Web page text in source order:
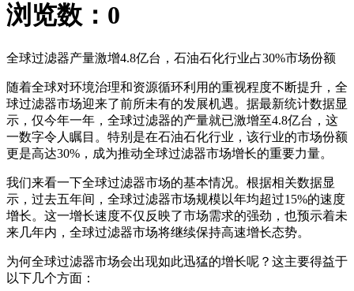
浏览数： 0
全球过滤器产量激增4.8亿台，石油石化行业占30%市场份额
随着全球对环境治理和资源循环利用的重视程度不断提升，全
球过滤器市场迎来了前所未有的发展机遇。据最新统计数据显
示，仅今年一年，全球过滤器的产量就已激增至4.8亿台，这
一数字令人瞩目。特别是在石油石化行业，该行业的市场份额
更是高达30%，成为推动全球过滤器市场增长的重要力量。
我们来看一下全球过滤器市场的基本情况。根据相关数据显
示，过去五年间，全球过滤器市场规模以年均超过15%的速度
增长。这一增长速度不仅反映了市场需求的强劲，也预示着未
来几年内，全球过滤器市场将继续保持高速增长态势。
为何全球过滤器市场会出现如此迅猛的增长呢？这主要得益于
以下几个方面：